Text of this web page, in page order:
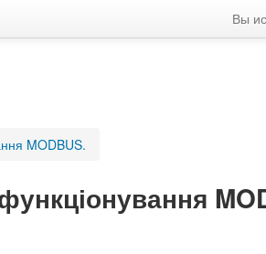
Вы
MODBUS.